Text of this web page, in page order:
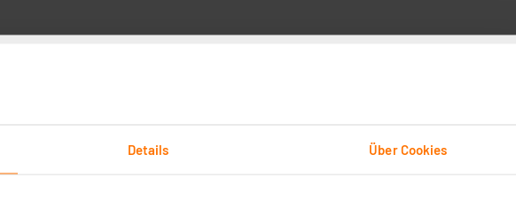
Details Über Cookies
Werkstätten u. v. m. Sie sind aufgrund der langen